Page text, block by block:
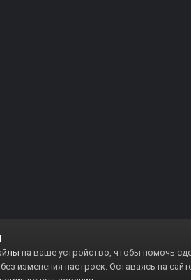
на ваше устройство, чтобы помочь
изменения настроек. Оставаясь на